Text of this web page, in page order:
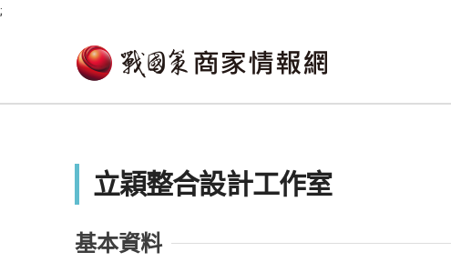
;
立穎整合設計工作室
基本資料